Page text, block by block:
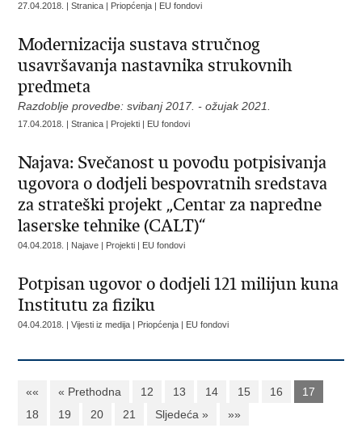
27.04.2018. | Stranica | Priopćenja | EU fondovi
Modernizacija sustava stručnog
usavršavanja nastavnika strukovnih
predmeta
Razdoblje provedbe: svibanj 2017. - ožujak 2021.
17.04.2018. | Stranica | Projekti | EU fondovi
Najava: Svečanost u povodu potpisivanja
ugovora o dodjeli bespovratnih sredstava
za strateški projekt „Centar za napredne
laserske tehnike (CALT)“
04.04.2018. | Najave | Projekti | EU fondovi
Potpisan ugovor o dodjeli 121 milijun kuna
Institutu za fiziku
04.04.2018. | Vijesti iz medija | Priopćenja | EU fondovi
«« « Prethodna 12 13 14 15 16
17
18
19 20 21 Sljedeća » »»